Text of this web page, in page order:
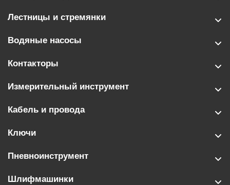
Лестницы и стремянки
Водяные насосы
Контакторы
Измерительный инструмент
Кабель и провода
Ключи
Пневноинструмент
Шлифмашинки